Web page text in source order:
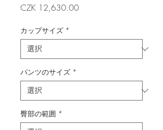
CZK 12,630.00価
カップサイズ *
パンツのサイズ *
臀部の範囲 *